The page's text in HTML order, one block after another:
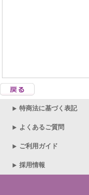
特商法に基づく表記
よくあるご質問
ご利用ガイド
採用情報